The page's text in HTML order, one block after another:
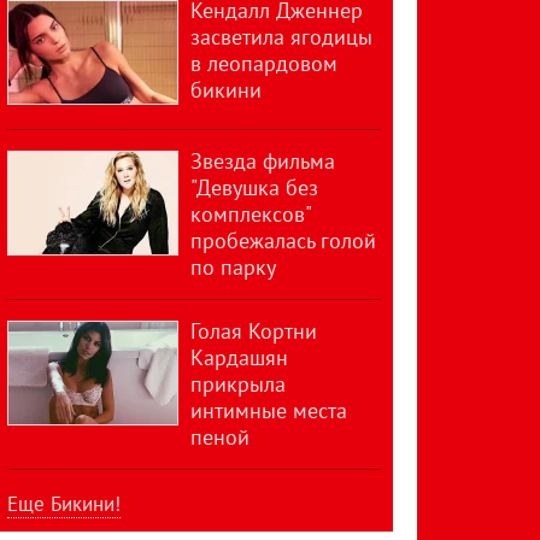
Кендалл Дженнер
засветила ягодицы
в леопардовом
бикини
Звезда фильма
"Девушка без
комплексов"
пробежалась голой
по парку
Голая Кортни
Кардашян
прикрыла
интимные места
пеной
Еще Бикини!